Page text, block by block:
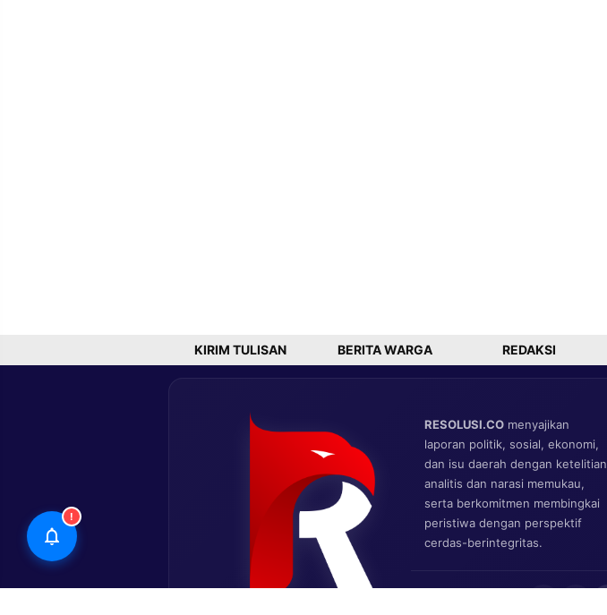
KIRIM TULISAN BERITA WARGA REDAKSI
RESOLUSI.CO menyajikan
laporan politik, sosial, ekonomi,
dan isu daerah dengan ketelitian
analitis dan narasi memukau,
serta berkomitmen membingkai
peristiwa dengan perspektif
cerdas-berintegritas.
!